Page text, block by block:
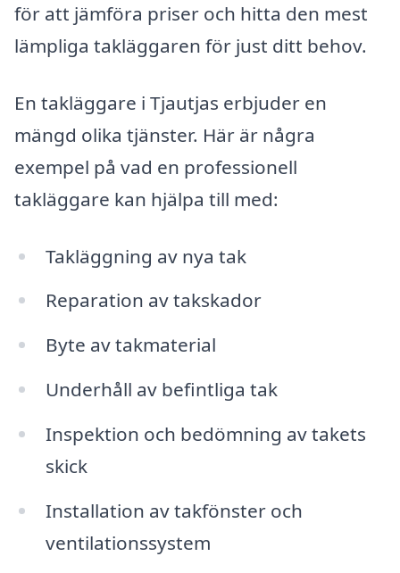
för att jämföra priser och hitta den mest
lämpliga takläggaren för just ditt behov.
En takläggare i Tjautjas erbjuder en
mängd olika tjänster. Här är några
exempel på vad en professionell
takläggare kan hjälpa till med:
Takläggning av nya tak
Reparation av takskador
Byte av takmaterial
Underhåll av befintliga tak
Inspektion och bedömning av takets
skick
Installation av takfönster och
ventilationssystem